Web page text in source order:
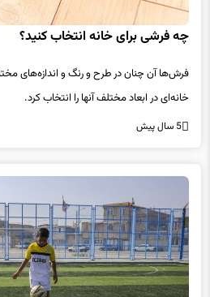
چه فرشی برای خانه انتخاب کنید؟
فرش‌ها آن چنان در طرح و رنگ و اندازه‌های
خانه‌ای در ابعاد مختلف آنها را انتخاب کرد.
5 سال پیش